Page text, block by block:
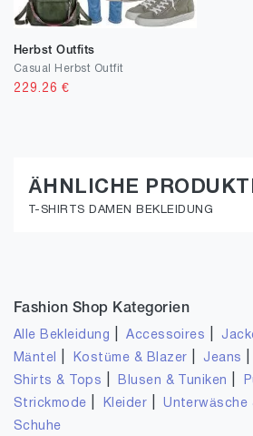
Herbst Outfits
Casual Herbst Outfit
229.26 €
ÄHNLICHE
T-SHIRTS DAMEN BEKLEIDUNG
Fashion Shop Kategorien
Alle Bekleidung |Accessoires
Mäntel Kostüme & Blazer Jeans
Shirts & Tops Blusen & Tuniken
Strickmode
Kleider |Unterwäsche
Schuhe